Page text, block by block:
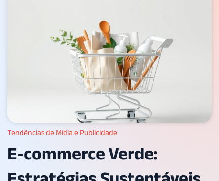
Tendências de Mídia e Publicidade
E-commerce Verde: